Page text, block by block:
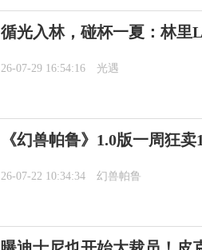
循光入林，碰杯一夏：林里
26-07-29 16:54:16 光遇
《幻兽帕鲁》1.0版一周狂
26-07-22 10:34:34 幻兽帕鲁